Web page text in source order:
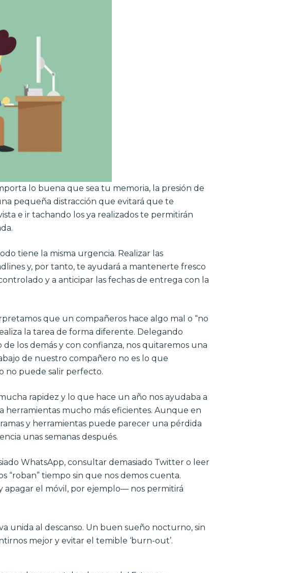
lo buena que sea tu memoria, la presión de
pequeña distracción que evitará que te
e ir tachando los ya realizados te permitirán
tiene la misma urgencia. Realizar las
y, por tanto, te ayudará a mantenerte fresco
y a anticipar las fechas de entrega con la
que un compañeros hace algo mal o “no
la tarea de forma diferente. Delegando
los demás y con confianza, nos quitaremos una
de nuestro compañero no es lo que
no puede salir perfecto.
rapidez y lo que hace un año nos ayudaba a
herramientas mucho más eficientes. Aunque en
y herramientas puede parecer una pérdida
unas semanas después.
WhatsApp, consultar demasiado Twitter o leer
“roban” tiempo sin que nos demos cuenta.
apagar el móvil, por ejemplo— nos permitirá
unida al descanso. Un buen sueño nocturno, sin
mejor y evitar el temible ‘burn-out’.